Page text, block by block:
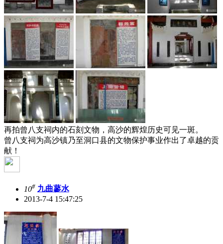
再拍曾八支祠内的石刻文物，高沙的辉煌历史可见一斑。
曾八支祠为高沙镇乃至洞口县的文物保护事业作出了卓越的贡
献！
10# 九曲蓼水
2013-7-4 15:47:25